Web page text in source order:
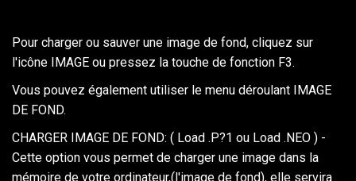
Pour charger ou sauver une image de fond, cliquez sur
l'icône IMAGE ou pressez la touche de fonction F3.
Vous pouvez également utiliser le menu déroulant IMAGE
DE FOND.
CHARGER IMAGE DE FOND: ( Load .P?1 ou Load .NEO ) -
Cette option vous permet de charger une image dans la
mémoire de votre ordinateur,(l'image de fond), elle servira